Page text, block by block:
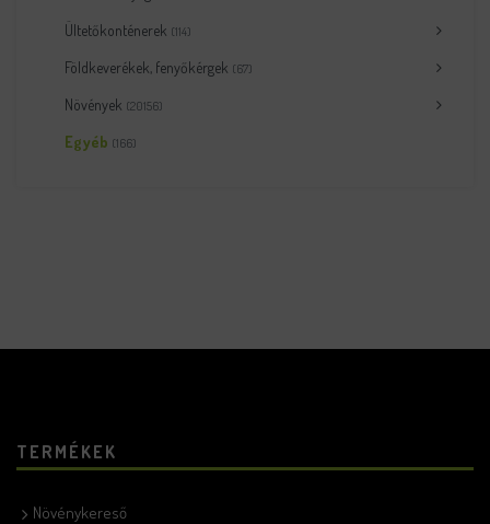
Ültetőkonténerek (114)
Földkeverékek, fenyőkérgek (67)
Növények (20156)
Egyéb (166)
TERMÉKEK
Növénykereső